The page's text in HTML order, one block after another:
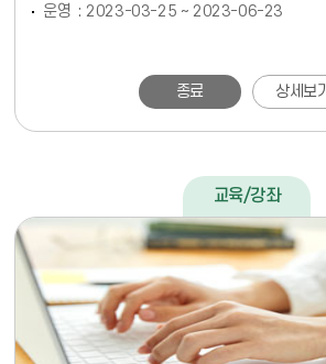
운영
2023-03-25 ~ 2023-06-23
종료 상세보기
교육/강좌